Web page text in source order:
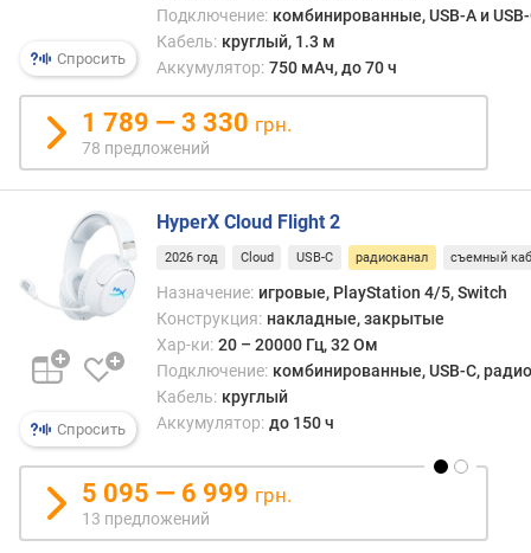
т
)
д
и
а
р
д
н
и
к
а
(
м
Спросить
Подключение: комбинированные, USB-A и
Кабель: круглый, 1.3 м
Аккумулятор: 750 мАч, до 70 ч
1 789 — 3 330 грн.
78 предложений
Спросить
HyperX Cloud Flight 2
2026 год Cloud USB-C радиоканал съемный
Назначение: игровые, PlayStation 4/5, Switch
Конструкция: накладные, закрытые
Хар-ки: 20 – 20000 Гц, 32 Ом
Подключение: комбинированные, USB-C,
Кабель: круглый
Аккумулятор: до 150 ч
5 095 — 6 999 грн.
13 предложений